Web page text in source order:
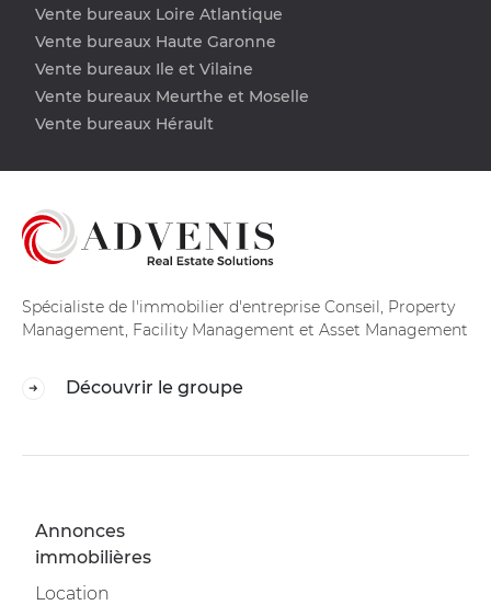
Vente bureaux Loire Atlantique
Vente bureaux Haute Garonne
Vente bureaux Ile et Vilaine
Vente bureaux Meurthe et Moselle
Vente bureaux Hérault
Spécialiste de l'immobilier d'entreprise Conseil, Property
Management, Facility Management et Asset Management
Découvrir le groupe
Annonces
immobilières
Location